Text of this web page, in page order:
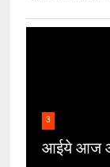
3
आईये आज